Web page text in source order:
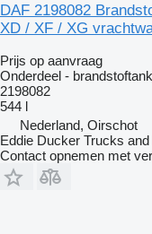
DAF 2198082
XD / XF / XG
Prijs op aanvraag
Onderdeel - brandstoftank
2198082
544 l
Nederland, Oirschot
Eddie Ducker Trucks
Contact opnemen met